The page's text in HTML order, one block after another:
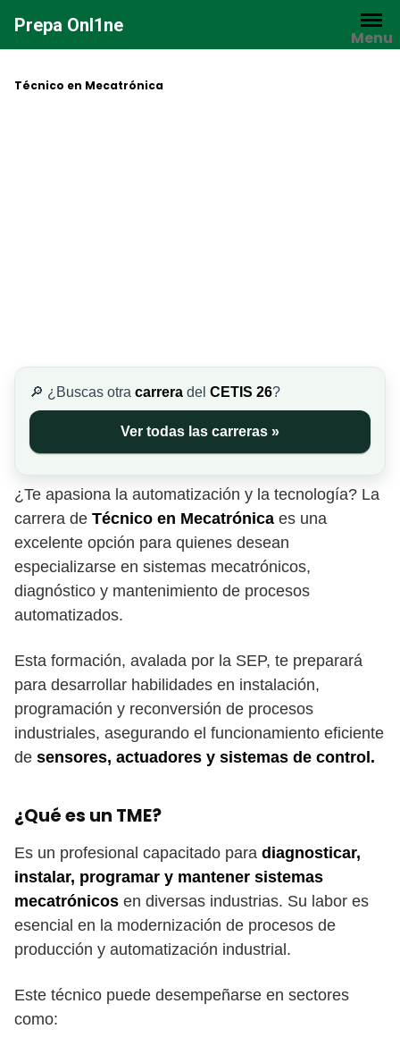
contenido
Prepa Onl1ne
Menu
Técnico en Mecatrónica
🔎 ¿Buscas otra carrera del CETIS 26?
Ver todas las carreras »
¿Te apasiona la automatización y la tecnología? La
carrera de Técnico en Mecatrónica es una
excelente opción para quienes desean
especializarse en sistemas mecatrónicos,
diagnóstico y mantenimiento de procesos
automatizados.
Esta formación, avalada por la SEP, te preparará
para desarrollar habilidades en instalación,
programación y reconversión de procesos
industriales, asegurando el funcionamiento eficiente
de sensores, actuadores y sistemas de control.
¿Qué es un TME?
Es un profesional capacitado para diagnosticar,
instalar, programar y mantener sistemas
mecatrónicos en diversas industrias. Su labor es
esencial en la modernización de procesos de
producción y automatización industrial.
Este técnico puede desempeñarse en sectores
como: